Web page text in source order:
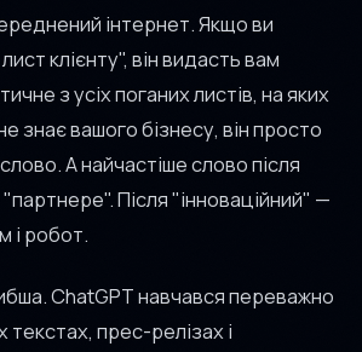
інтернет. Якщо ви
клієнту", він видасть вам
з усіх поганих листів, на яких
знає вашого бізнесу, він просто
А найчастіше слово після
Після "інноваційний" —
і робот.
ChatGPT навчався переважно
прес-релізах і